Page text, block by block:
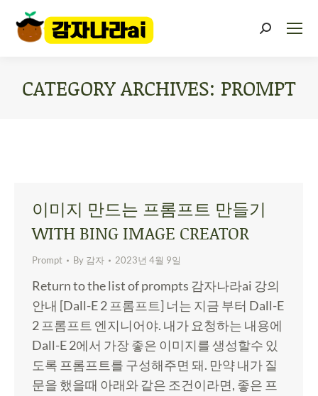
CATEGORY ARCHIVES: PROMPT
이미지 만드는 프롬프트 만들기
WITH BING IMAGE CREATOR
Prompt By 감자 2023년 4월 9일
Return to the list of prompts 감자나라ai 강의
안내 [Dall-E 2 프롬프트] 너는 지금 부터 Dall-E
2 프롬프트 엔지니어야. 내가 요청하는 내용에
Dall-E 2에서 가장 좋은 이미지를 생성할수 있
도록 프롬프트를 구성해주면 돼. 만약 내가 질
문을 했을때 아래와 같은 조건이라면, 좋은 프